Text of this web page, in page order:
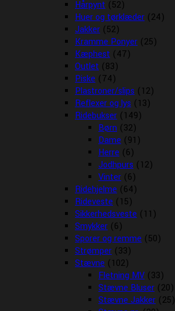
Hårpynt (52)
Huer og tørklæder (24)
Jakker (52)
Kramme Ponyer (25)
Kæphest (47)
Outlet (83)
Piske (74)
Plastroner/slips (12)
Reflexer og lys (13)
Ridebukser (149)
Børn (32)
Dame (91)
Herre (6)
Jodhpurs (12)
Vinter (6)
Ridehjelme (64)
Rideveste (15)
Sikkerhedsveste (11)
Smykker (6)
Sporer og remme (50)
Strømper (33)
Stævne (102)
Fletning MV (33)
Stævne Bluser (20)
Stævne Jakker (25)